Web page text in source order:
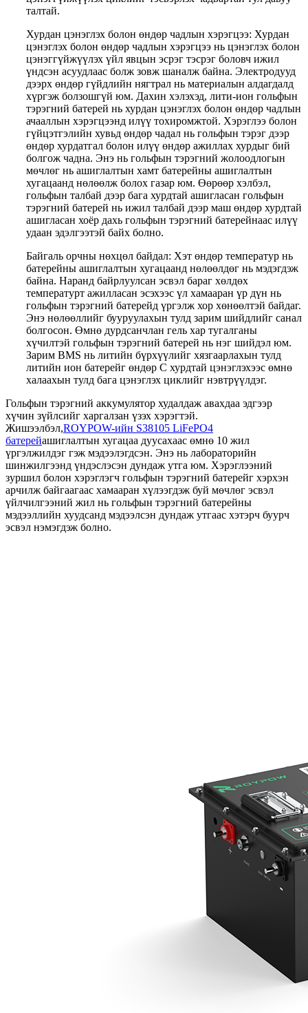
талтай.
Хурдан цэнэглэх болон өндөр чадлын хэрэгцээ: Хурдан
цэнэглэх болон өндөр чадлын хэрэгцээ нь цэнэглэх болон
цэнэггүйжүүлэх үйл явцын эсрэг тэсрэг боловч ижил
үндсэн асуудлаас болж зовж шаналж байна. Электродууд
дээрх өндөр гүйдлийн нягтрал нь материалын алдагдалд
хүргэж болзошгүй юм. Дахин хэлэхэд, лити-ион гольфын
тэрэгний батерей нь хурдан цэнэглэх болон өндөр чадлын
ачааллын хэрэгцээнд илүү тохиромжтой. Хэрэглээ болон
гүйцэтгэлийн хувьд өндөр чадал нь гольфын тэрэг дээр
өндөр хурдатгал болон илүү өндөр ажиллах хурдыг бий
болгож чадна. Энэ нь гольфын тэрэгний жолоодлогын
мөчлөг нь ашиглалтын хамт батерейны ашиглалтын
хугацаанд нөлөөлж болох газар юм. Өөрөөр хэлбэл,
гольфын талбай дээр бага хурдтай ашигласан гольфын
тэрэгний батерей нь ижил талбай дээр маш өндөр хурдтай
ашигласан хоёр дахь гольфын тэрэгний батерейнаас илүү
удаан эдэлгээтэй байх болно.
Байгаль орчны нөхцөл байдал: Хэт өндөр температур нь
батерейны ашиглалтын хугацаанд нөлөөлдөг нь мэдэгдэж
байна. Наранд байрлуулсан эсвэл бараг хөлдөх
температурт ажилласан эсэхээс үл хамааран үр дүн нь
гольфын тэрэгний батерейд үргэлж хор хөнөөлтэй байдаг.
Энэ нөлөөллийг бууруулахын тулд зарим шийдлийг санал
болгосон. Өмнө дурдсанчлан гель хар тугалганы
хүчилтэй гольфын тэрэгний батерей нь нэг шийдэл юм.
Зарим BMS нь литийн бүрхүүлийг хязгаарлахын тулд
литийн ион батерейг өндөр C хурдтай цэнэглэхээс өмнө
халаахын тулд бага цэнэглэх циклийг нэвтрүүлдэг.
Гольфын тэрэгний аккумулятор худалдаж авахдаа эдгээр
хүчин зүйлсийг харгалзан үзэх хэрэгтэй.
Жишээлбэл,ROYPOW-ийн S38105 LiFePO4
батерейашиглалтын хугацаа дуусахаас өмнө 10 жил
үргэлжилдэг гэж мэдээлэгдсэн. Энэ нь лабораторийн
шинжилгээнд үндэслэсэн дундаж утга юм. Хэрэглээний
зуршил болон хэрэглэгч гольфын тэрэгний батерейг хэрхэн
арчилж байгаагаас хамааран хүлээгдэж буй мөчлөг эсвэл
үйлчилгээний жил нь гольфын тэрэгний батерейны
мэдээллийн хуудсанд мэдээлсэн дундаж утгаас хэтэрч буурч
эсвэл нэмэгдэж болно.